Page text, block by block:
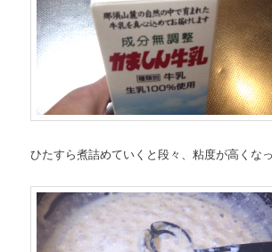
ひたすら煮詰めていくと段々、粘度が高くなっ